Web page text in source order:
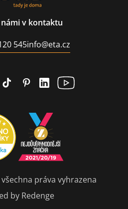
v kontaktu
545info@eta.cz
všechna práva vyhrazena
by Redenge